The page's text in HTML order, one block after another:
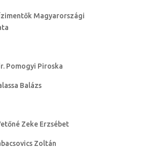
Magyarországi
Piroska
Balázs
Zeke Erzsébet
Zoltán